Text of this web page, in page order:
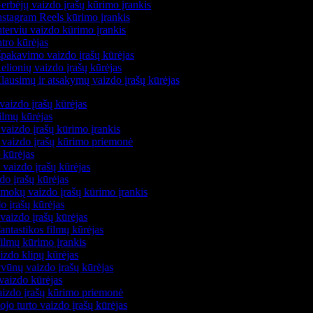
vaizdo įrašų kūrimo įrankis
Reels kūrimo įrankis
vaizdo kūrimo įrankis
kūrėjas
vaizdo įrašų kūrėjas
vaizdo įrašų kūrėjas
ir atsakymų vaizdo įrašų kūrėjas
įrašų kūrėjas
kūrėjas
vaizdo įrašų kūrimo įrankis
įrašų kūrimo priemonė
kūrėjas
vaizdo įrašų kūrėjas
įrašų kūrėjas
vaizdo įrašų kūrimo įrankis
įrašų kūrėjas
įrašų kūrėjas
filmų kūrėjas
kūrimo įrankis
klipų kūrėjas
vaizdo įrašų kūrėjas
kūrėjas
įrašų kūrimo priemonė
turto vaizdo įrašų kūrėjas